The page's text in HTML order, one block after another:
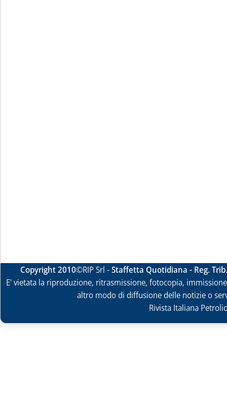
Copyright 2010©RIP Srl -Staffetta Quotidiana - Reg.
E' vietata la riproduzione, ritrasmissione, fotocopia,
altro modo di diffusione delle notizie o
Rivista Italiana